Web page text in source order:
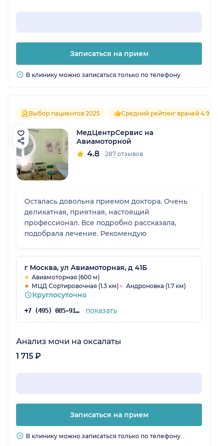
Записаться на прием
В клинику можно записаться только по телефону
Выбор пациентов 2025 Средний рейтинг врачей 4.9
МедЦентрСервис на
Авиамоторной
4.8 287 отзывов
Осталась довольна приемом доктора. Очень
деликатная, приятная, настоящий
профессионал. Все подробно рассказала,
подобрала лечение. Рекомендую
г Москва, ул Авиамоторная, д 41Б
Авиамоторная (600 м)
МЦД Сортировочная (1.3 км)
Андроновка (1.7 км)
Круглосуточно
+7 (495) 085-91-29 показать
Анализ мочи на оксалаты
1 715 ₽
Записаться на прием
В клинику можно записаться только по телефону